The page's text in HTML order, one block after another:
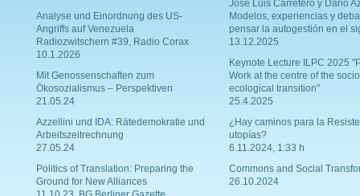
Analyse und Einordnung des US-
Angriffs auf Venezuela
Radiozwitschern #39, Radio Corax
10.1.2026
Mit Genossenschaften zum
Ökosozialismus – Perspektiven
21.05.24
Azzellini und IDA: Rätedemokratie und
Arbeitszeitrechnung
27.05.24
Politics of Translation: Preparing the
Ground for New Alliances
Josè Luis Carretero y Dario
Modelos, experiencias y
pensar la autogestión en el
13.12.2025
Keynote Lecture ILPC 2025
Work at the centre of the
ecological transition"
25.4.2025
¿Hay caminos para la
utopías?
6.11.2024, 1:33 h
Commons and Social
26.10.2024